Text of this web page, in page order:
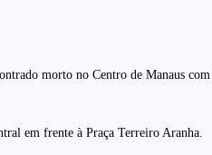
morto no Centro de Manaus
em frente à Praça Terreiro Aranha.